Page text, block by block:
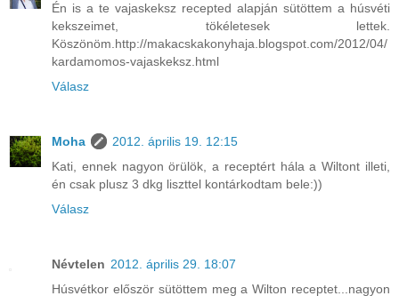
Én is a te vajaskeksz recepted alapján sütöttem a húsvéti
kekszeimet, tökéletesek lettek.
Köszönöm.http://makacskakonyhaja.blogspot.com/2012/04/
kardamomos-vajaskeksz.html
Válasz
Moha
2012. április 19. 12:15
Kati, ennek nagyon örülök, a receptért hála a Wiltont illeti,
én csak plusz 3 dkg liszttel kontárkodtam bele:))
Válasz
Névtelen 2012. április 29. 18:07
Húsvétkor először sütöttem meg a Wilton receptet...nagyon